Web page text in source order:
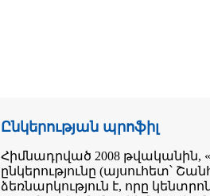
Ընկերության պրոֆիլ
Հիմնադրված 2008 թվականին,
ընկերությունը (այսուհետ՝
ձեռնարկություն է, որը